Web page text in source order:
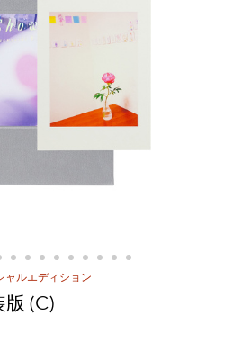
ャルエディション
版 (C)